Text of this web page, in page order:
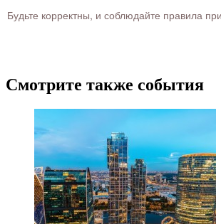
Будьте корректны, и соблюдайте правила
Смотрите также события